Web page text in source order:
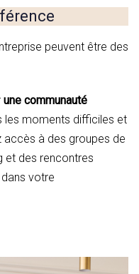
peuvent être des
une communauté
les moments difficiles et
accès à des groupes de
et des rencontres
votre